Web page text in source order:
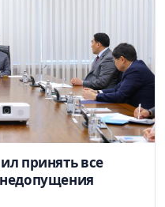
принять все